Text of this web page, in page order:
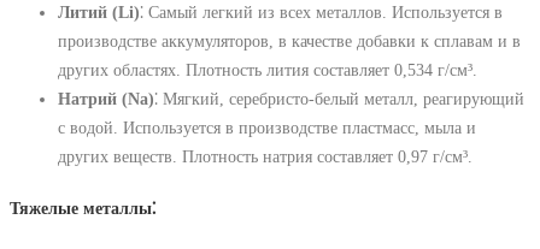
Литий (Li)⁚ Самый легкий из всех металлов. Используется в
производстве аккумуляторов, в качестве добавки к сплавам и в
других областях. Плотность лития составляет 0,534 г/см³.
Натрий (Na)⁚ Мягкий, серебристо-белый металл, реагирующий
с водой. Используется в производстве пластмасс, мыла и
других веществ. Плотность натрия составляет 0,97 г/см³.
Тяжелые металлы⁚